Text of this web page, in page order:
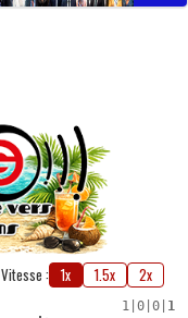
Vitesse : 1x 1.5x 2x
1 0 0 1